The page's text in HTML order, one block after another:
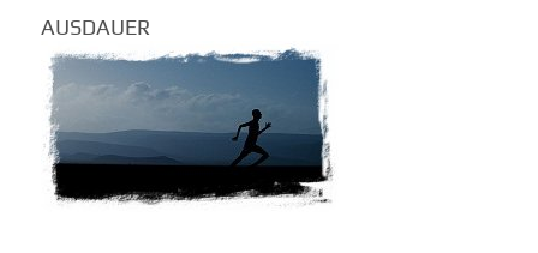
AUSDAUER